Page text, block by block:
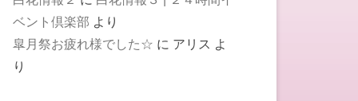
ベント倶楽部 より
皐月祭お疲れ様でした☆ に アリス よ
り